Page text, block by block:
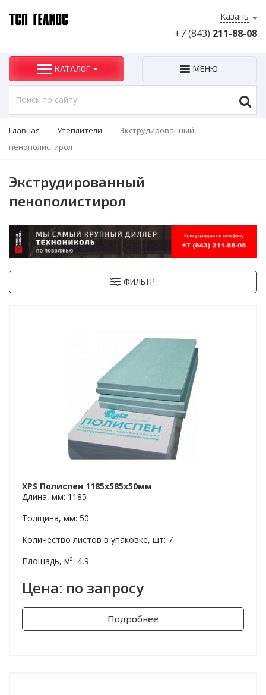
Казань
+7 (843) 211-88-08
КАТАЛОГ МЕНЮ
Главная — Утеплители — Экструдированный
пенополистирол
Экструдированный
пенополистирол
ФИЛЬТР
XPS Полиспен 1185х585х50мм
Длина, мм: 1185
Толщина, мм: 50
Количество листов в упаковке, шт: 7
Площадь, м²: 4,9
Цена: по запросу
Подробнее